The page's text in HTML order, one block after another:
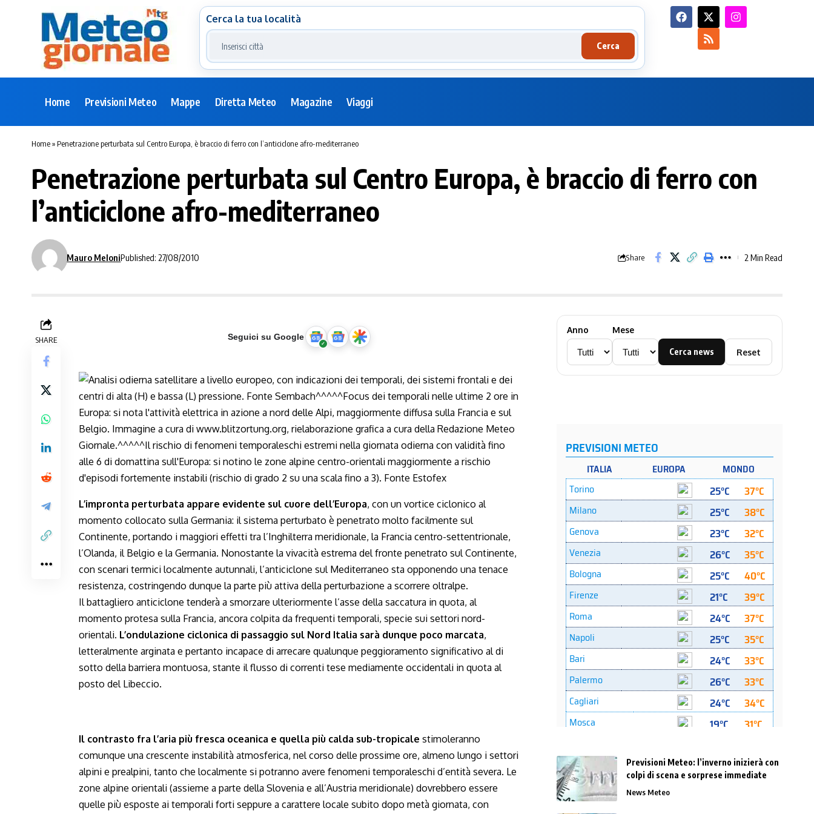
Cerca la tua località
Cerca
Home Previsioni Meteo Mappe Diretta Meteo Magazine Viaggi
Home»Penetrazione perturbata sul Centro Europa, è braccio di ferro con l’anticiclone afro-mediterraneo
Penetrazione perturbata sul Centro Europa, è braccio di ferro con
l’anticiclone afro-mediterraneo
Mauro MeloniPublished: 27/08/2010 Share 2 Min Read
SHARE Seguici su Google
L’impronta perturbata appare evidente sul cuore dell’Europa, con un vortice ciclonico al
momento collocato sulla Germania: il sistema perturbato è penetrato molto facilmente sul
Continente, portando i maggiori effetti tra l’Inghilterra meridionale, la Francia centro-settentrionale,
l’Olanda, il Belgio e la Germania. Nonostante la vivacità estrema del fronte penetrato sul Continente,
con scenari termici localmente autunnali, l’anticiclone sul Mediterraneo sta opponendo una tenace
resistenza, costringendo dunque la parte più attiva della perturbazione a scorrere oltralpe.
Il battagliero anticiclone tenderà a smorzare ulteriormente l’asse della saccatura in quota, al
momento protesa sulla Francia, ancora colpita da frequenti temporali, specie sui settori nord-
orientali. L’ondulazione ciclonica di passaggio sul Nord Italia sarà dunque poco marcata,
letteralmente arginata e pertanto incapace di arrecare qualunque peggioramento significativo al di
sotto della barriera montuosa, stante il flusso di correnti tese mediamente occidentali in quota al
posto del Libeccio.
Il contrasto fra l’aria più fresca oceanica e quella più calda sub-tropicale stimoleranno
comunque una crescente instabilità atmosferica, nel corso delle prossime ore, almeno lungo i settori
alpini e prealpini, tanto che localmente si potranno avere fenomeni temporaleschi d’entità severa. Le
zone alpine orientali (assieme a parte della Slovenia e all’Austria meridionale) dovrebbero essere
quelle più esposte ai temporali forti seppure a carattere locale subito dopo metà giornata, con
Anno Mese
Cerca news Reset
Previsioni Meteo: l’inverno inizierà con
colpi di scena e sorprese immediate
News Meteo